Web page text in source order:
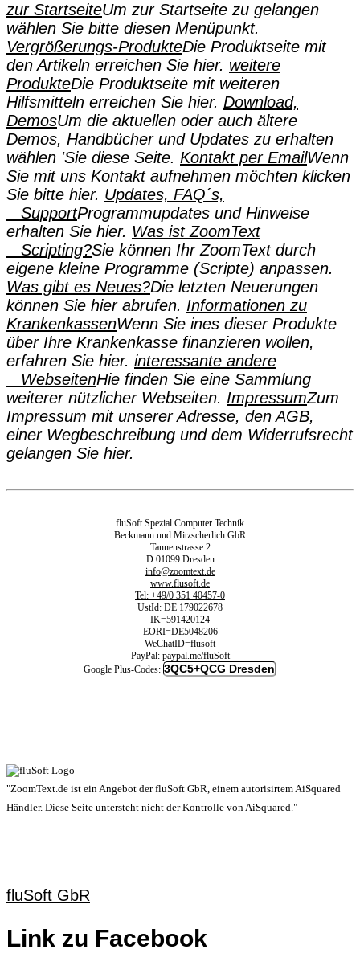
zur StartseiteUm zur Startseite zu gelangen
wählen Sie bitte diesen Menüpunkt.
Vergrößerungs-ProdukteDie Produktseite mit
den Artikeln erreichen Sie hier. weitere
ProdukteDie Produktseite mit weiteren
Hilfsmitteln erreichen Sie hier. Download,
DemosUm die aktuellen oder auch ältere
Demos, Handbücher und Updates zu erhalten
wählen 'Sie diese Seite. Kontakt per EmailWenn
Sie mit uns Kontakt aufnehmen möchten klicken
Sie bitte hier. Updates, FAQ´s,
SupportProgrammupdates und Hinweise
erhalten Sie hier. Was ist ZoomText
Scripting?Sie können Ihr ZoomText durch
eigene kleine Programme (Scripte) anpassen.
Was gibt es Neues?Die letzten Neuerungen
können Sie hier abrufen. Informationen zu
KrankenkassenWenn Sie ines dieser Produkte
über Ihre Krankenkasse finanzieren wollen,
erfahren Sie hier. interessante andere
WebseitenHie finden Sie eine Sammlung
weiterer nützlicher Webseiten. ImpressumZum
Impressum mit unserer Adresse, den AGB,
einer Wegbeschreibung und dem Widerrufsrecht
gelangen Sie hier.
fluSoft Spezial Computer Technik
Beckmann und Mitzscherlich GbR
Tannenstrasse 2
D 01099 Dresden
info@zoomtext.de
www.flusoft.de
Tel: +49/0 351 40457-0
UstId: DE 179022678
IK=591420124
EORI=DE5048206
WeChatID=flusoft
PayPal: paypal.me/fluSoft
Google Plus-Codes: 3QC5+QCG Dresden
"ZoomText.de ist ein Angebot der fluSoft GbR, einem autorisirtem AiSquared
Händler. Diese Seite untersteht nicht der Kontrolle von AiSquared."
fluSoft GbR
Link zu Facebook